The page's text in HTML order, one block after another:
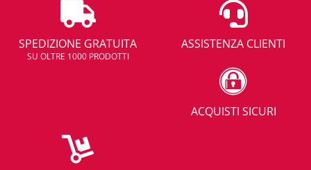
SPEDIZIONE GRATUITA
SU OLTRE 1000 PRODOTTI
ASSISTENZA CLIENTI
ACQUISTI SICURI